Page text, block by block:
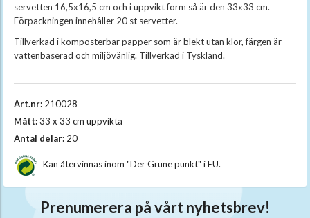
servetten 16,5x16,5 cm och i uppvikt form så är den 33x33 cm.
Förpackningen innehåller 20 st servetter.
Tillverkad i komposterbar papper som är blekt utan klor, färgen är
vattenbaserad och miljövänlig. Tillverkad i Tyskland.
Art.nr: 210028
Mått:33 x 33 cm uppvikta
Antal delar: 20
Kan återvinnas inom "Der Grüne punkt" i EU.
Prenumerera på vårt nyhetsbrev!